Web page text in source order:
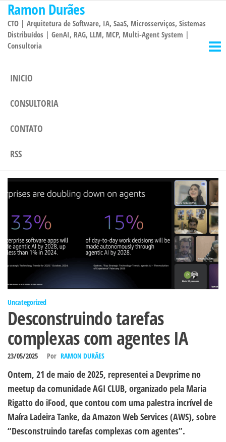
Pular
para
conteúdo
Ramon Durães
CTO | Arquitetura de Software, IA, SaaS, Microsserviços, Sistemas
Distribuídos | GenAI, RAG, LLM, MCP, Multi-Agent System |
Consultoria
INICIO
CONSULTORIA
CONTATO
RSS
Uncategorized
Desconstruindo tarefas
complexas com agentes IA
23/05/2025 Por RAMON DURÃES
Ontem, 21 de maio de 2025, representei a Devprime no
meetup da comunidade AGI CLUB, organizado pela Maria
Rigatto do iFood, que contou com uma palestra incrível de
Maíra Ladeira Tanke, da Amazon Web Services (AWS), sobre
“Desconstruindo tarefas complexas com agentes”.